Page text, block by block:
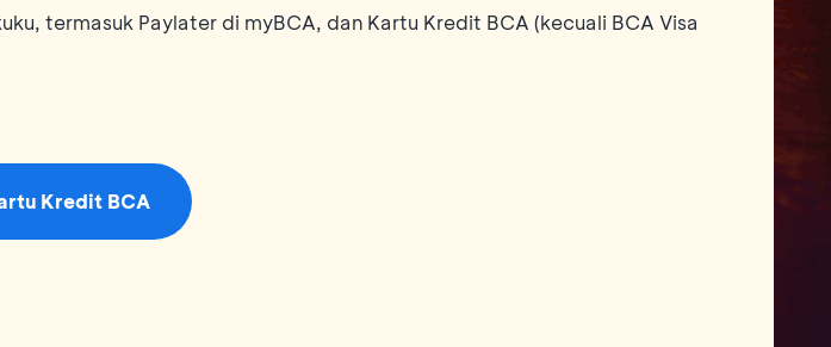
termasuk Paylater di myBCA, dan Kartu Kredit BCA (kecuali BCA Visa
Kredit BCA